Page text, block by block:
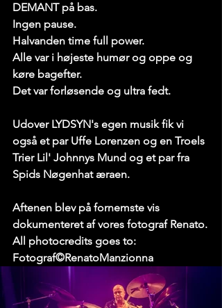
DEMANT på bas.
Ingen pause.
Halvanden time full power.
Alle var i højeste humør og oppe og
køre bagefter.
Det var forløsende og ultra fedt.
Udover LYDSYN's egen musik fik vi
også et par Uffe Lorenzen og en Troels
Trier Lil' Johnnys Mund og et par fra
Spids Nøgenhat æraen.
Aftenen blev på fornemste vis
dokumenteret af vores fotograf Renato.
All photocredits goes to:
Fotograf©RenatoManzionna